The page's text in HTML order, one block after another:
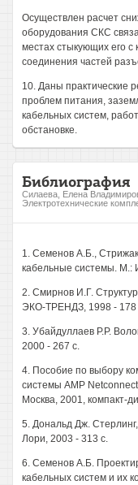
Осуществлен расчет
оборудования СКС
местах стыкующих его с
соединения частей
10. Даны практические
проблем питания,
кабельных систем,
обстановке.
Библиография
Силаева, Елена
Электротехнические
1. Семенов А.Б.,
кабельные системы. М.:
2. Смирнов И.Г.
ЭКО-ТРЕНДЗ, 1998 - 178
3. Убайдуллаев P.P.
2000 - 267 с.
4. Пособие по выбору
системы AMP
Москва, 2001, компакт-
5. Дональд Дж.
Лори, 2003 - 313 с.
6. Семенов А.Б.
кабельных систем и их